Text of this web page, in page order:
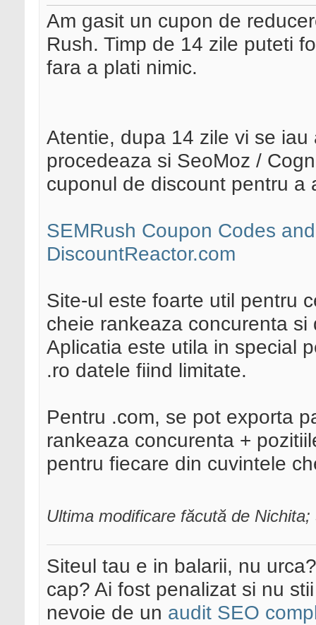
Am gasit un cupon de
Rush. Timp de 14 zile puteti
fara a plati nimic.
Atentie, dupa 14 zile vi se
procedeaza si SeoMoz /
cuponul de discount pentru a
SEMRush Coupon Codes
DiscountReactor.com
Site-ul este foarte util pentru
cheie rankeaza concurenta
Aplicatia este utila in special
.ro datele fiind limitate.
Pentru .com, se pot exporta
rankeaza concurenta +
pentru fiecare din cuvintele
Ultima modificare făcută de
Siteul tau e in balarii, nu
cap? Ai fost penalizat si nu
nevoie de un audit SEO